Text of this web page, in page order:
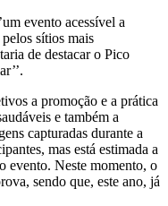
evento acessível a
sítios mais
de destacar o Pico
a promoção e a prática
e também a
capturadas durante a
mas está estimada a
evento. Neste momento, o
sendo que, este ano, já